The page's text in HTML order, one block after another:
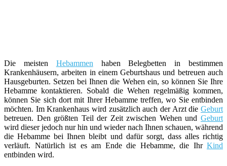
Die meisten Hebammen haben Belegbetten in bestimmen
Krankenhäusern, arbeiten in einem Geburtshaus und betreuen auch
Hausgeburten. Setzen bei Ihnen die Wehen ein, so können Sie Ihre
Hebamme kontaktieren. Sobald die Wehen regelmäßig kommen,
können Sie sich dort mit Ihrer Hebamme treffen, wo Sie entbinden
möchten. Im Krankenhaus wird zusätzlich auch der Arzt die Geburt
betreuen. Den größten Teil der Zeit zwischen Wehen und Geburt
wird dieser jedoch nur hin und wieder nach Ihnen schauen, während
die Hebamme bei Ihnen bleibt und dafür sorgt, dass alles richtig
verläuft. Natürlich ist es am Ende die Hebamme, die Ihr Kind
entbinden wird.